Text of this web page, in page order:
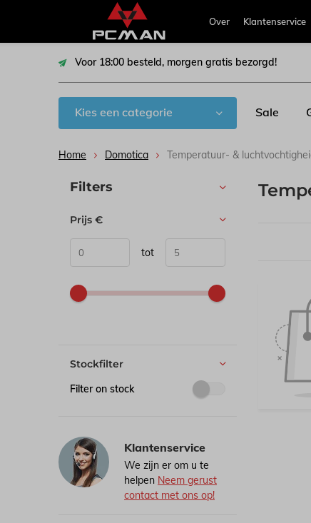
Over Klantenservice
Voor 18:00 besteld, morgen gratis bezorgd!
Kies een categorie Sale
Home Domotica Temperatuur- &
Sorteren op:
Filters
Prijs €
tot
Stockfilter
Filter on stock
Klantenservice
We zijn er om u te
helpen Neem gerust
contact met ons op!